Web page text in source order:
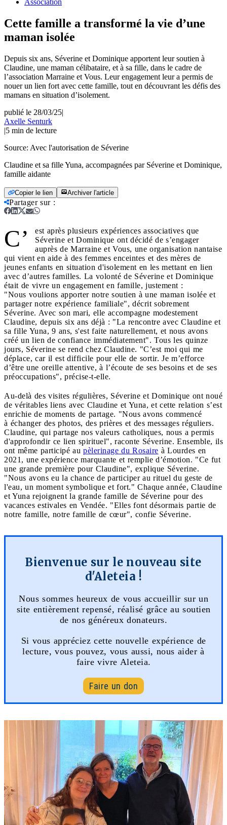
Association
Cette famille a transformé la vie d’une
maman isolée
Depuis six ans, Séverine et Dominique apportent leur soutien à
Claudine, une maman célibataire, et à sa fille, dans le cadre de
l’association Marraine et Vous. Leur engagement leur a permis de
nouer un lien fort avec cette famille, tout en découvrant les défis des
mamans en situation d’isolement.
publié le 28/03/25|
Axelle Senturk
|5 min de lecture
Source: Avec l'autorisation de Séverine
Claudine et sa fille Yuna, accompagnées par Séverine et Dominique,
famille aidante
Copier le lien Archiver l'article
Partager sur:
C’
est après plusieurs expériences associatives que
Séverine et Dominique ont décidé de s’engager
auprès de Marraine et Vous, une organisation nantaise
qui vient en aide à des femmes enceintes et des mères de
jeunes enfants en situation d'isolement en les mettant en lien
avec d’autres familles. La volonté de Séverine et Dominique
était de vivre un engagement en famille, justement :
"Nous voulions apporter notre soutien à une maman isolée et
partager notre expérience familiale", décrit sobrement
Séverine. Avec son mari, elle accompagne modestement
Claudine, depuis six ans déjà : "La rencontre avec Claudine et
sa fille Yuna, 9 ans, s'est faite naturellement, et nous avons
créé un lien de confiance immédiatement". Tous les quinze
jours, Séverine se rend chez Claudine. "C’est moi qui me
déplace, car il est difficile pour elle de sortir. Je m’efforce
d’être une oreille attentive, à l’écoute de ses besoins et de ses
préoccupations", précise-t-elle.
Au-delà des visites régulières, Séverine et Dominique ont noué
de véritables liens avec Claudine et Yuna, et cette relation s’est
enrichie de moments de partage. "Nous avons commencé
à échanger des photos, des prières et des messages réguliers.
Claudine, qui partage nos valeurs catholiques, nous a permis
d'approfondir ce lien spirituel", raconte Séverine. Ensemble, ils
ont même participé au pèlerinage du Rosaire à Lourdes en
2021, une expérience marquante et remplie d’émotion. "Ce fut
une grande première pour Claudine", explique Séverine.
"Nous avons eu la chance de participer au rituel du geste de
l'eau, un moment symbolique et fort." Chaque année, Claudine
et Yuna rejoignent la grande famille de Séverine pour des
vacances estivales en Vendée. "Elles font désormais partie de
notre famille, notre famille de cœur", confie Séverine.
Bienvenue sur le nouveau site
d'Aleteia !
Nous sommes heureux de vous accueillir sur un
site entièrement repensé, réalisé grâce au soutien
de nos généreux donateurs.
Si vous appréciez cette nouvelle expérience de
lecture, vous pouvez, vous aussi, nous aider à
faire vivre Aleteia.
Faire un don